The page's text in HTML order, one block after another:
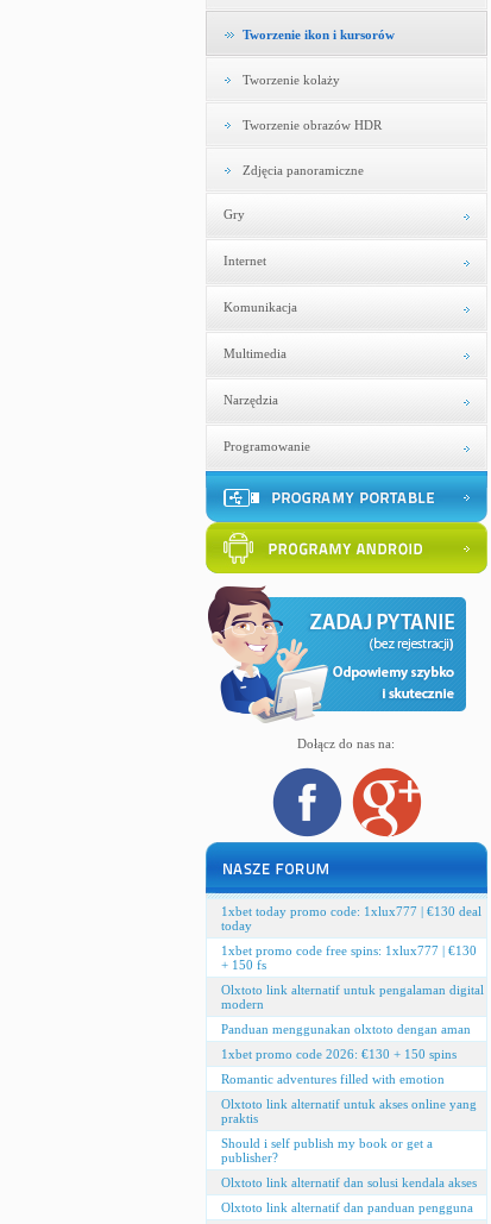
Tworzenie ikon i kursorów
Tworzenie kolaży
Tworzenie obrazów HDR
Zdjęcia panoramiczne
Gry
Internet
Komunikacja
Multimedia
Narzędzia
Programowanie
Dołącz do nas na:
1xbet today promo code: 1xlux777 | €130 deal
today
1xbet promo code free spins: 1xlux777 | €130
+ 150 fs
Olxtoto link alternatif untuk pengalaman digital
modern
Panduan menggunakan olxtoto dengan aman
1xbet promo code 2026: €130 + 150 spins
Romantic adventures filled with emotion
Olxtoto link alternatif untuk akses online yang
praktis
Should i self publish my book or get a
publisher?
Olxtoto link alternatif dan solusi kendala akses
Olxtoto link alternatif dan panduan pengguna